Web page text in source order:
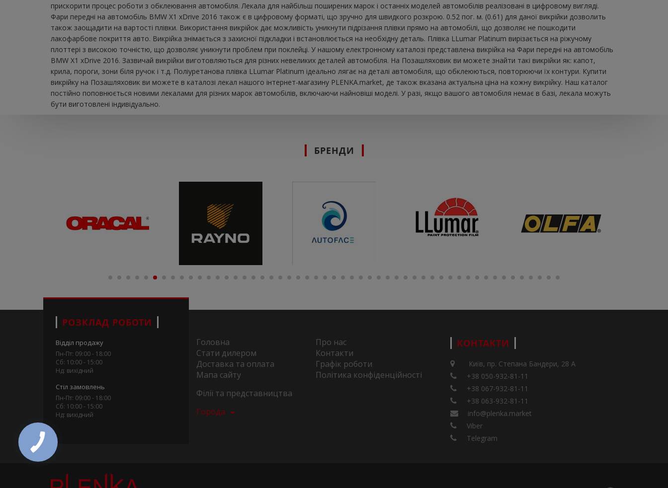
прискорити процес роботи з обклеювання автомобіля. Лекала для найбільш поширених марок і останніх моделей автомобілів реалізовані в цифровому вигляді.
Фари передні на автомобіль BMW X1 xDrive 2016 також є в цифровому форматі, що зручно для швидкого розкрою. 0.52 пог. м. (0.61) для даної викрійки дозволить
також заощадити на вартості плівки. Використання викрійок дає можливість уникнути підрізання плівки прямо на автомобілі, що дозволяє не пошкодити
лакофарбове покриття авто. Викрійка знімається з захисної підкладки і встановлюється на необхідну деталь. Плівка LLumar Platinum вирізається на ріжучому
плоттері з високою точністю, що дозволяє уникнути проблем при поклейці. У нашому електронному каталозі представлена ​​викрійка на Фари передні на автомобіль
BMW X1 xDrive 2016. Зазвичай викрійки виготовляються для різних невеликих деталей автомобіля. На Позашляховик ви можете знайти такі викрійки як: капот,
крила, пороги, зони біля ручок і т.д. Поліуретанова плівка LLumar Platinum ідеально лягає на деталі автомобіля, що обклеюються, повторюючи їх контури. Купити
викрійку на Позашляховик ви можете в каталозі лекал нашого інтернет-магазину PLENKA.market, де також вказана актуальна ціна на кожну викрійку. Наш каталог
постійно поповнюється новими лекалами для різних марок автомобілів, включаючи найновіші моделі. У разі, якщо вашого автомобіля немає в базі, лекала можуть
бути виготовлені індивідуально.
БРЕНДИ
РОЗКЛАД РОБОТИ
Відділ продажу
Пн-Пт: 09:00 - 18:00
Сб: 10:00 - 15:00
Нд: вихідний
Стіл замовлень
Пн-Пт: 09:00 - 18:00
Сб: 10:00 - 15:00
Нд: вихідний
Головна
Про нас
Стати дилером
Контакти
Доставка та оплата
Графік роботи
Мапа сайту
Політика конфіденційності
Філії та представництва
Города
КОНТАКТИ
Київ, пр. Степана Бандери, 28 А
+38 050-932-81-11
+38 067-932-81-11
+38 063-932-81-11
info@plenka.market
Viber
Telegram